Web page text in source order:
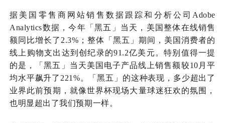
据美国 零售 商网站销售数据跟踪和分析公司Adobe
Analytics数据，今年「黑五」当天，美国整体在线销售
额同比增长了2.3%；整体「黑五」期间，美国消费者的
线上购物支出达到创纪录的91.2亿美元。特别值得一提
的是，「黑五」当天美国电子产品线上销售额较10月平
均水平飙升了221%。「黑五」的这种表现，多少超出了
业界此前预期，就像世界杯现场大量球迷狂欢的氛围，
也明显超出了我们预期一样。